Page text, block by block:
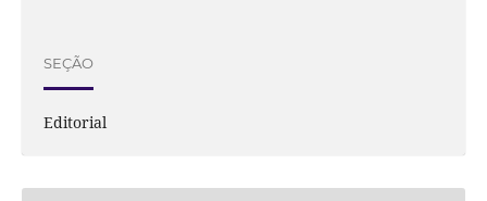
SEÇÃO
Editorial